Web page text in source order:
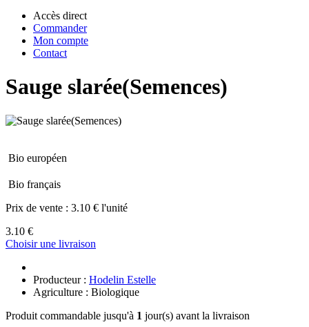
Accès direct
Commander
Mon compte
Contact
Sauge slarée(Semences)
Bio européen
Bio français
Prix de vente : 3.10 € l'unité
3.10 €
Choisir une livraison
Producteur : Hodelin Estelle
Agriculture : Biologique
Produit commandable jusqu'à 1 jour(s) avant la livraison